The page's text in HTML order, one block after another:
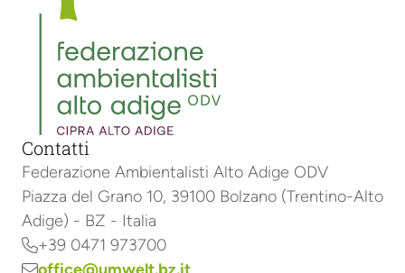
Contatti
Federazione Ambientalisti Alto Adige ODV
Piazza del Grano 10, 39100 Bolzano (Trentino-Alto
Adige) - BZ - Italia
+39 0471 973700
